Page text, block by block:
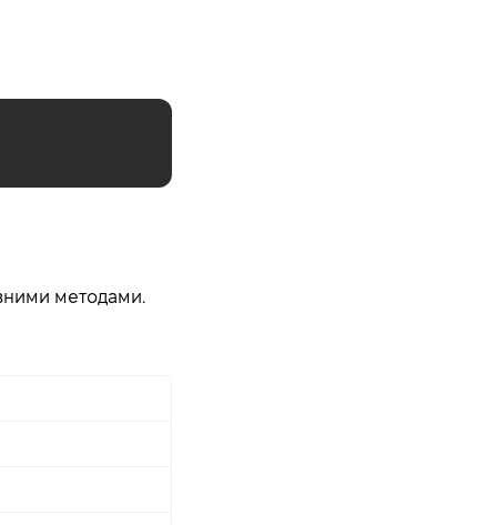
методами.